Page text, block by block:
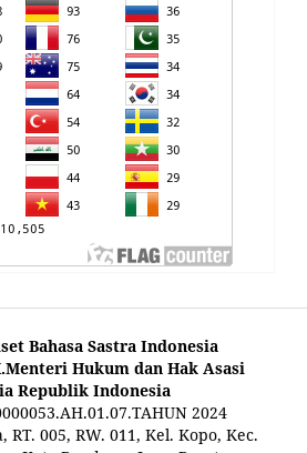
Bahasa Sastra Indonesia
Hukum dan Hak Asasi
Republik Indonesia
2024
RT. 005, RW. 011, Kel. Kopo, Kec.